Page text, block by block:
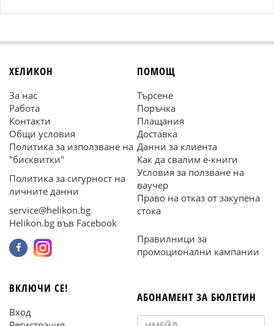
ХЕЛИКОН
За нас
Работа
Контакти
Общи условия
Политика за използване на
"бисквитки"
Политика за сигурност на
личните данни
service@helikon.bg
Helikon.bg във Facebook
ПОМОЩ
Търсене
Поръчка
Плащания
Доставка
Данни за клиента
Как да свалим е-книги
Условия за ползване на
ваучер
Право на отказ от закупена
стока
Правилници за
промоционални кампании
ВКЛЮЧИ СЕ!
Вход
АБОНАМЕНТ ЗА БЮЛЕТИН